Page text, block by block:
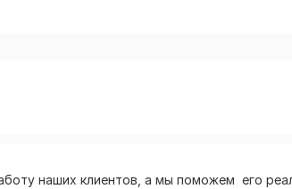
наших клиентов, а мы поможем его